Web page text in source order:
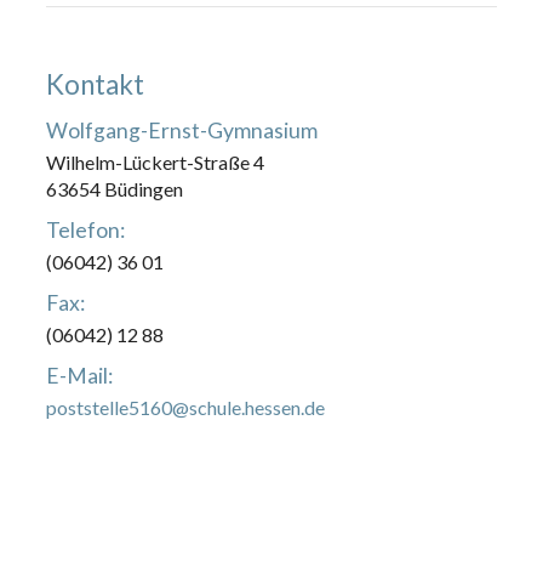
Kontakt
Wolfgang-Ernst-Gymnasium
Wilhelm-Lückert-Straße 4
63654 Büdingen
Telefon:
(06042) 36 01
Fax:
(06042) 12 88
E-Mail:
poststelle5160@schule.hessen.de